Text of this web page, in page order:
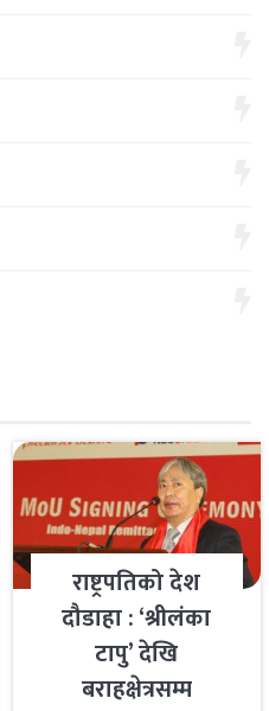
राष्ट्रपतिको देश
दौडाहा : ‘श्रीलंका
टापु’ देखि
बराहक्षेत्रसम्म